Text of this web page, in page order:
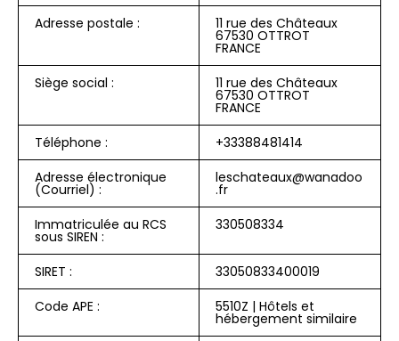
Adresse postale :
11 rue des Châteaux
67530 OTTROT
FRANCE
Siège social :
11 rue des Châteaux
67530 OTTROT
FRANCE
Téléphone :
+33388481414
Adresse électronique
(Courriel) :
leschateaux@wanadoo
.fr
Immatriculée au RCS
sous SIREN :
330508334
SIRET :
33050833400019
Code APE :
5510Z | Hôtels et
hébergement similaire